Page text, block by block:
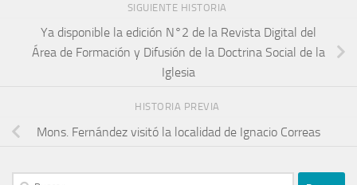
SIGUIENTE HISTORIA
Ya disponible la edición N°2 de la Revista Digital del
Área de Formación y Difusión de la Doctrina Social de la
Iglesia
HISTORIA PREVIA
Mons. Fernández visitó la localidad de Ignacio Correas